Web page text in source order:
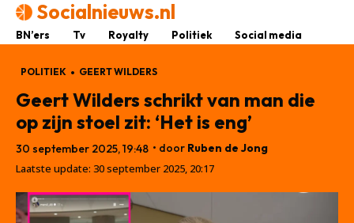
Socialnieuws.nl
BN’ers Tv Royalty Politiek Social media
POLITIEK GEERT WILDERS
Geert Wilders schrikt van man die
op zijn stoel zit: ‘Het is eng’
30 september 2025, 19:48 • door Ruben de Jong
Laatste update: 30 september 2025, 20:17